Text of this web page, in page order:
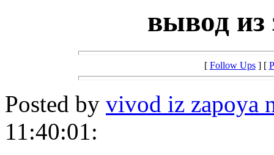
вывод из
[ Follow Ups] [
Posted by vivod iz zapoya
11:40:01: